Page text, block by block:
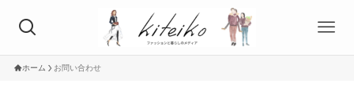
ホーム お問い合わせ